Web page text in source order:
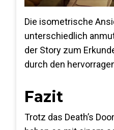
Die isometrische
unterschiedlich
der Story zum
durch den
Fazit
Trotz das Death’s